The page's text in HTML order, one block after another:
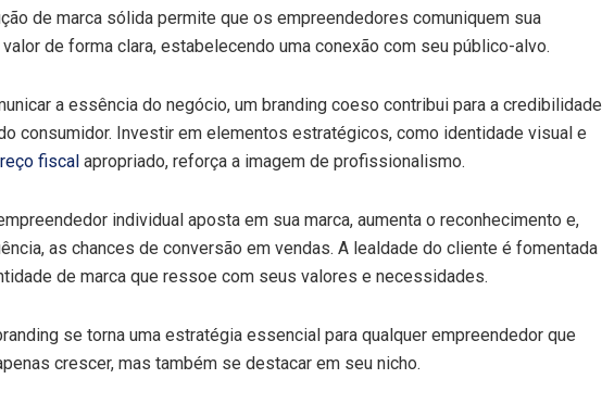
de marca sólida permite que os empreendedores comuniquem sua
de forma clara, estabelecendo uma conexão com seu público-alvo.
a essência do negócio, um branding coeso contribui para a credibilidade
consumidor. Investir em elementos estratégicos, como identidade visual e
fiscal apropriado, reforça a imagem de profissionalismo.
individual aposta em sua marca, aumenta o reconhecimento e,
as chances de conversão em vendas. A lealdade do cliente é fomentada
de marca que ressoe com seus valores e necessidades.
se torna uma estratégia essencial para qualquer empreendedor que
crescer, mas também se destacar em seu nicho.